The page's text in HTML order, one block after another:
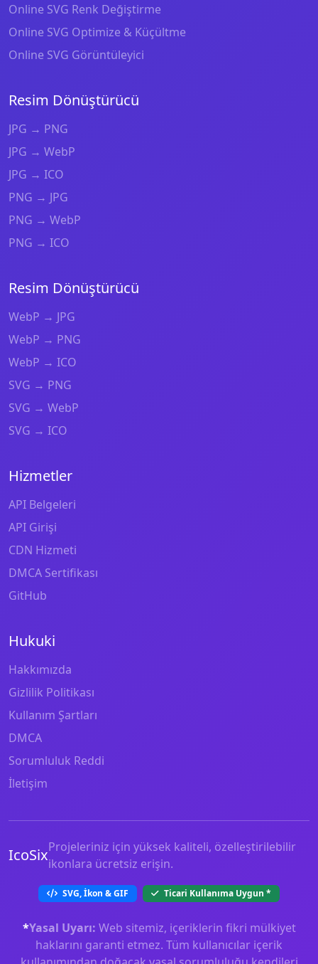
Online SVG Renk Değiştirme
Online SVG Optimize & Küçültme
Online SVG Görüntüleyici
Resim Dönüştürücü
JPG → PNG
JPG → WebP
JPG → ICO
PNG → JPG
PNG → WebP
PNG → ICO
Resim Dönüştürücü
WebP → JPG
WebP → PNG
WebP → ICO
SVG → PNG
SVG → WebP
SVG → ICO
Hizmetler
API Belgeleri
API Girişi
CDN Hizmeti
DMCA Sertifikası
GitHub
Hukuki
Hakkımızda
Gizlilik Politikası
Kullanım Şartları
DMCA
Sorumluluk Reddi
İletişim
IcoSixProjeleriniz için yüksek kaliteli, özelleştirilebilir
ikonlara ücretsiz erişin.
SVG, İkon & GIF Ticari Kullanıma Uygun *
*Yasal Uyarı: Web sitemiz, içeriklerin fikri mülkiyet
haklarını garanti etmez. Tüm kullanıcılar içerik